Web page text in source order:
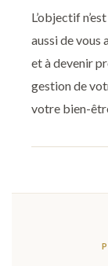
L’objectif
aussi de vous
et à devenir
gestion de
votre bien-